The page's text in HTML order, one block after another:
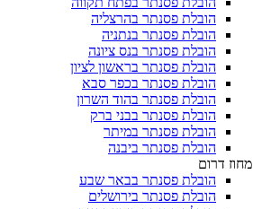
הובלת פסנתר בהרצליה
הובלת פסנתר בנתניה
הובלת פסנתר בנס ציונה
הובלת פסנתר בראשון לציון
הובלת פסנתר בכפר סבא
הובלת פסנתר בהוד השרון
הובלת פסנתר בבני ברק
הובלת פסנתר במיתר
הובלת פסנתר ביבנה
מחוז דרום
הובלת פסנתר בבאר שבע
הובלת פסנתר בירושלים